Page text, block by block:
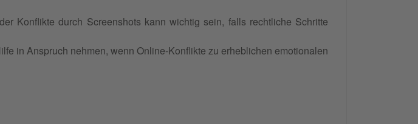
Konflikte durch Screenshots kann wichtig sein, falls rechtliche Schritte
in Anspruch nehmen, wenn Online-Konflikte zu erheblichen emotionalen